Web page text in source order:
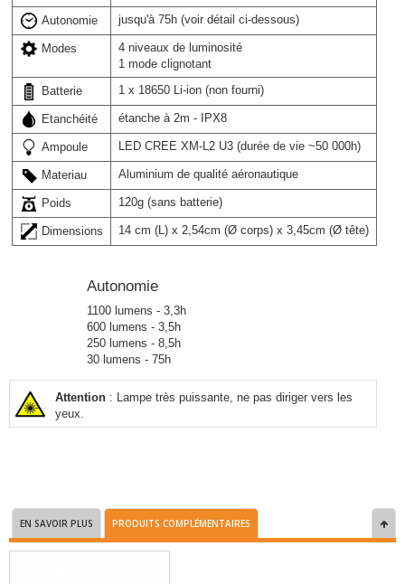
Autonomie jusqu'à 75h (voir détail ci-dessous)
Modes
4 niveaux de luminosité
1 mode clignotant
Batterie
1 x 18650 Li-ion (non fourni)
Etanchéité étanche à 2m - IPX8
Ampoule LED CREE XM-L2 U3 (durée de vie ~50 000h)
Materiau Aluminium de qualité aéronautique
Poids 120g (sans batterie)
Dimensions 14 cm (L) x 2,54cm (Ø corps) x 3,45cm (Ø tête)
Autonomie
1100 lumens - 3,3h
600 lumens - 3,5h
250 lumens - 8,5h
30 lumens - 75h
Attention : Lampe très puissante, ne pas diriger vers les
yeux.
EN SAVOIR PLUS PRODUITS COMPLÉMENTAIRES